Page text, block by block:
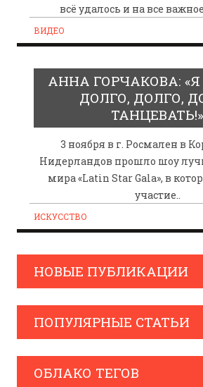
всё удалось и на все
ВИДЕО
АННА ГОРЧАКОВА:
ДОЛГО, ДОЛГО,
ТАНЦЕВАТЬ!»
3 ноября в г. Росмален в
Нидерландов прошло шоу
мира «Latin Star Gala», в
участие..
ИСКУССТВО
НОВЫЕ ПУБЛИКАЦИИ
ПОПУЛЯРНЫЕ СТАТЬИ
ОБЛАКО ТЕГОВ